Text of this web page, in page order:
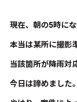
現在、朝の5時に
本当は某所に撮影
当該箇所が降雨対
今日は諦めました。